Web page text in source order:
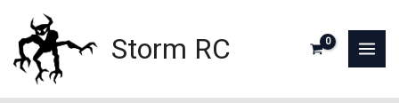
contenu
Storm RC